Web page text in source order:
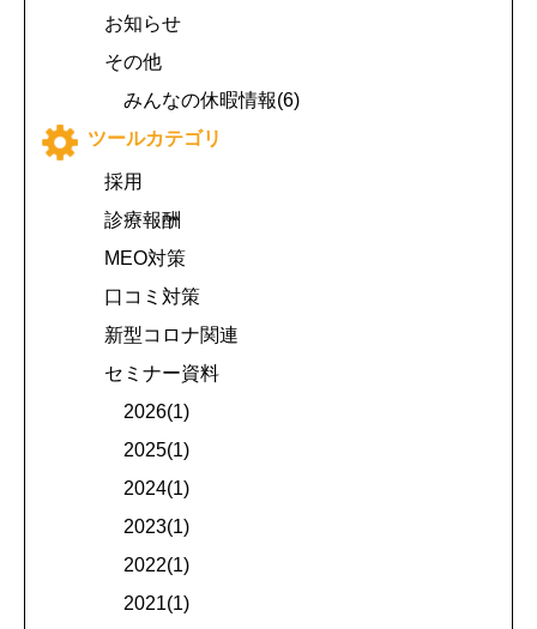
お知らせ
その他
みんなの休暇情報(6)
ツールカテゴリ
採用
診療報酬
MEO対策
口コミ対策
新型コロナ関連
セミナー資料
2026(1)
2025(1)
2024(1)
2023(1)
2022(1)
2021(1)